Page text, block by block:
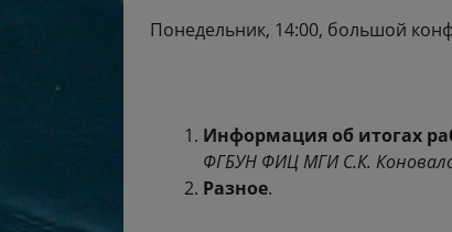
Понедельник, 14:00, большой
Информация об итогах
ФГБУН ФИЦ МГИ С.К.
Разное.